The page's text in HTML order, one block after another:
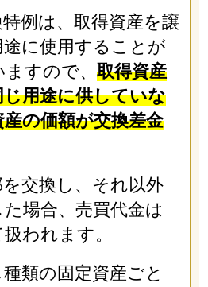
例は、取得資産を譲
に使用することが
すので、 取得資産
用途に供していな
の価額が交換差金
交換し、それ以外
場合、売買代金は
われます。
類の固定資産ごと